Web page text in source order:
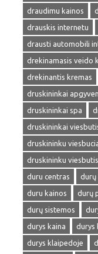
draudimu kainos
drauskis internetu
drausti automobili
drekinamasis veido
drekinantis kremas
druskininkai
druskininkai spa
druskininkai
druskininku
druskininku viesbutis
duru centras
durų
duru kainos
durų
durų sistemos
durys kaina
durys
durys klaipedoje